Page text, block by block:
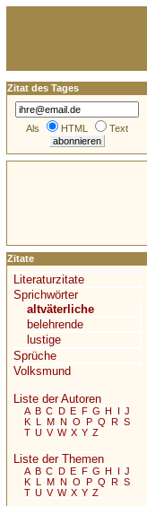
Zitat des Tages
Als HTML Text
Zitate
Literaturzitate
Sprichwörter
altväterliche
belehrende
lustige
Sprüche
Volksmund
Liste der Autoren
A B C D E F G H I J
K L M N O P Q R S
T U V W X Y Z
Liste der Themen
A B C D E F G H I J
K L M N O P Q R S
T U V W X Y Z